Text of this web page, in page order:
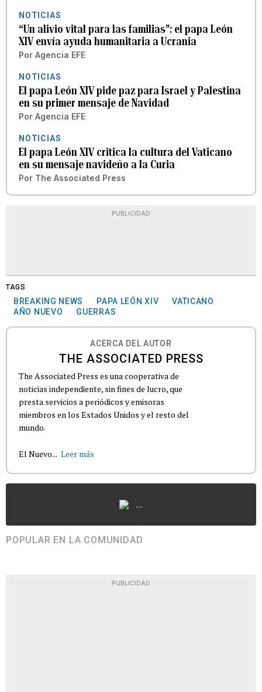
NOTICIAS
“Un alivio vital para las familias”: el papa León
XIV envía ayuda humanitaria a Ucrania
Por Agencia EFE
NOTICIAS
El papa León XIV pide paz para Israel y Palestina
en su primer mensaje de Navidad
Por Agencia EFE
NOTICIAS
El papa León XIV critica la cultura del Vaticano
en su mensaje navideño a la Curia
Por The Associated Press
PUBLICIDAD
TAGS
BREAKING NEWS PAPA LEÓN XIV
VATICANO
AÑO NUEVO
GUERRAS
ACERCA DEL AUTOR
THE ASSOCIATED PRESS
The Associated Press es una cooperativa de
noticias independiente, sin fines de lucro, que
presta servicios a periódicos y emisoras
miembros en los Estados Unidos y el resto del
mundo.
El Nuevo... Leer más
...
POPULAR EN LA COMUNIDAD
PUBLICIDAD